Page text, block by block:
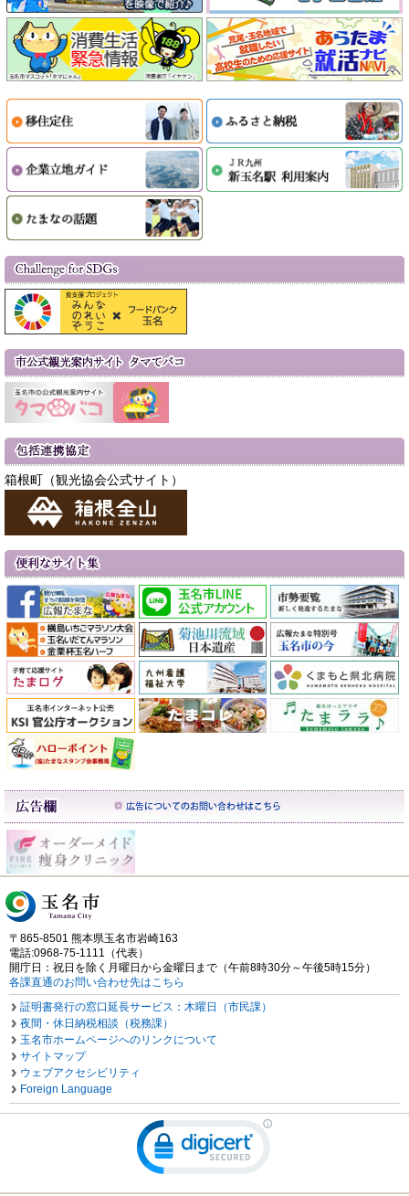
箱根町（観光協会公式サイト）
〒865-8501 熊本県玉名市岩崎163
電話:0968-75-1111（代表）
開庁日：祝日を除く月曜日から金曜日まで（午前8時30分～午後5時15分）
各課直通のお問い合わせ先はこちら
証明書発行の窓口延長サービス：木曜日（市民課）
夜間・休日納税相談（税務課）
玉名市ホームページへのリンクについて
サイトマップ
ウェブアクセシビリティ
Foreign Language